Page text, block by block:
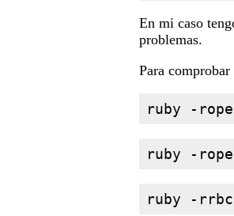
En mi caso
problemas.
Para